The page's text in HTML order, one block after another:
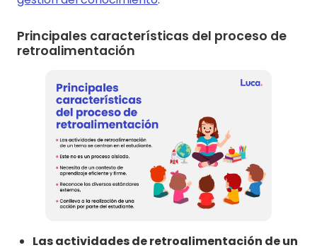
Principales características del proceso de
retroalimentación
Las actividades de retroalimentación de un